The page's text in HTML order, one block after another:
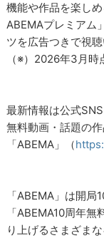
機能や作品を楽し
ABEMAプレミアム
ツを広告つきで視聴
（※）2026年3月時
最新情報は公式
無料動画・話題の
「ABEMA」（
「ABEMA」は開
「ABEMA10周年
り上げるさまざま